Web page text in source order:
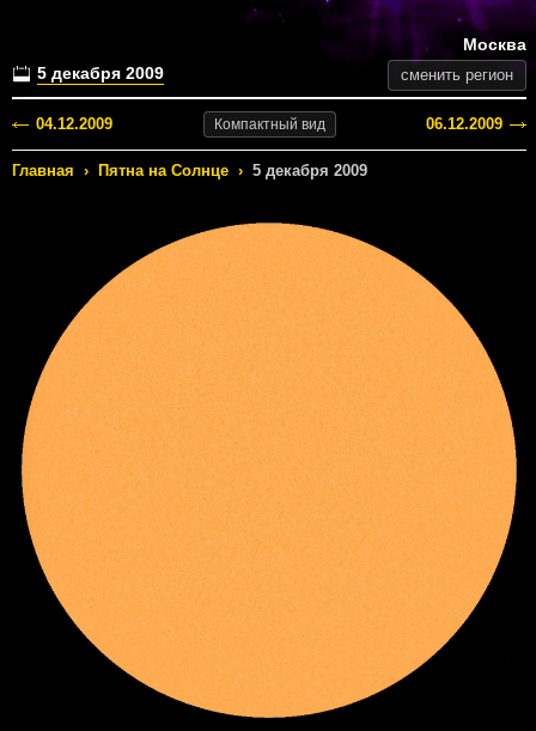
5 декабря 2009
Москва
сменить регион
04.12.2009 Компактный вид 06.12.2009
Главная › Пятна на Солнце › 5 декабря 2009